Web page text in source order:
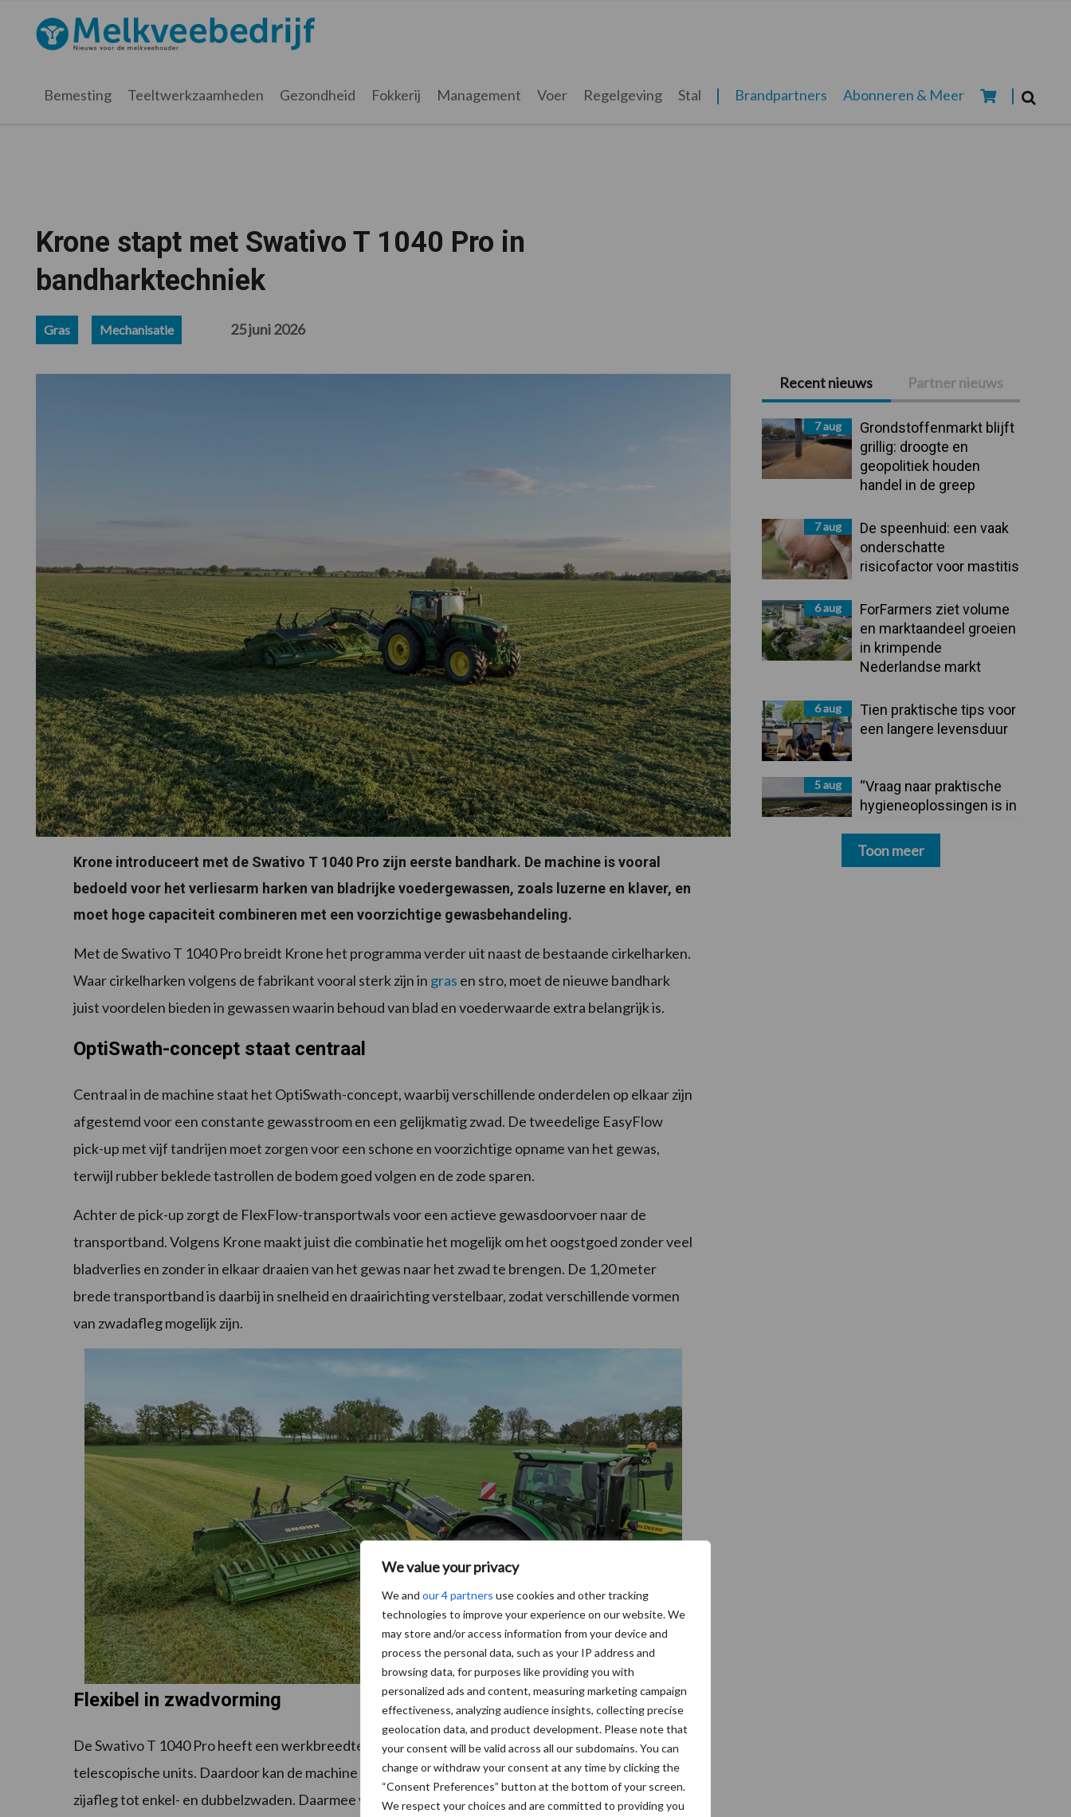
We value your privacy
We and our 4 partners use cookies and other tracking
technologies to improve your experience on our website. We
may store and/or access information from your device and
process the personal data, such as your IP address and
browsing data, for purposes like providing you with
personalized ads and content, measuring marketing campaign
effectiveness, analyzing audience insights, collecting precise
geolocation data, and product development. Please note that
your consent will be valid across all our subdomains. You can
change or withdraw your consent at any time by clicking the
“Consent Preferences” button at the bottom of your screen.
We respect your choices and are committed to providing you
hoofdnavigatie
hoofd
eerste
voettekst
Melkveebedrijf.nl
Bemesting Teeltwerkzaamheden Gezondheid Fokkerij Management Voer Regelgeving Stal Brandpartners Abonneren & Meer
Krone stapt met Swativo T 1040 Pro in
bandharktechniek
Gras Mechanisatie 25 juni 2026
Krone introduceert met de Swativo T 1040 Pro zijn eerste bandhark. De machine is vooral
bedoeld voor het verliesarm harken van bladrijke voedergewassen, zoals luzerne en klaver, en
moet hoge capaciteit combineren met een voorzichtige gewasbehandeling.
Met de Swativo T 1040 Pro breidt Krone het programma verder uit naast de bestaande cirkelharken.
Waar cirkelharken volgens de fabrikant vooral sterk zijn in gras en stro, moet de nieuwe bandhark
juist voordelen bieden in gewassen waarin behoud van blad en voederwaarde extra belangrijk is.
OptiSwath-concept staat centraal
Centraal in de machine staat het OptiSwath-concept, waarbij verschillende onderdelen op elkaar zijn
afgestemd voor een constante gewasstroom en een gelijkmatig zwad. De tweedelige EasyFlow
pick-up met vijf tandrijen moet zorgen voor een schone en voorzichtige opname van het gewas,
terwijl rubber beklede tastrollen de bodem goed volgen en de zode sparen.
Achter de pick-up zorgt de FlexFlow-transportwals voor een actieve gewasdoorvoer naar de
transportband. Volgens Krone maakt juist die combinatie het mogelijk om het oogstgoed zonder veel
bladverlies en zonder in elkaar draaien van het gewas naar het zwad te brengen. De 1,20 meter
brede transportband is daarbij in snelheid en draairichting verstelbaar, zodat verschillende vormen
van zwadafleg mogelijk zijn.
Flexibel in zwadvorming
De Swativo T 1040 Pro heeft een werkbreedte van 8,40 tot 10,40 meter en is voorzien van
telescopische units. Daardoor kan de machine verschillende zwadvormen maken, van midden- en
zijafleg tot enkel- en dubbelzwaden. Daarmee wil Krone de bandhark geschikt maken voor
Primaire
Sidebar
Recent nieuws Partner nieuws
7 aug
Grondstoffenmarkt blijft
grillig: droogte en
geopolitiek houden
handel in de greep
7 aug
De speenhuid: een vaak
onderschatte
risicofactor voor mastitis
6 aug
ForFarmers ziet volume
en marktaandeel groeien
in krimpende
Nederlandse markt
6 aug
Tien praktische tips voor
een langere levensduur
5 aug
“Vraag naar praktische
hygieneoplossingen is in
Toon meer